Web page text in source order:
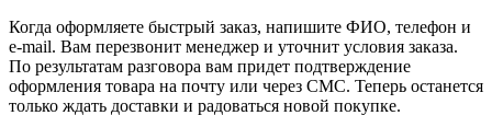
Когда оформляете быстрый заказ, напишите ФИО, телефон и
e-mail. Вам перезвонит менеджер и уточнит условия заказа.
По результатам разговора вам придет подтверждение
оформления товара на почту или через СМС. Теперь останется
только ждать доставки и радоваться новой покупке.